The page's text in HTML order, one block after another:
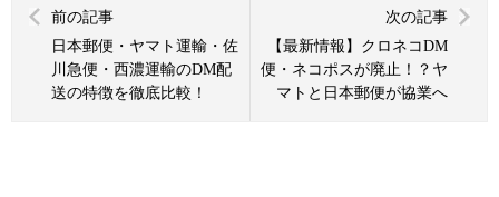
前の記事
日本郵便・ヤマト運輸・佐
川急便・西濃運輸のDM配
送の特徴を徹底比較！
次の記事
【最新情報】クロネコDM
便・ネコポスが廃止！？ヤ
マトと日本郵便が協業へ